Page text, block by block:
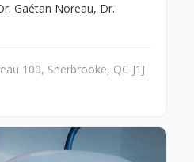
Gaétan Noreau, Dr.
100, Sherbrooke, QC J1J